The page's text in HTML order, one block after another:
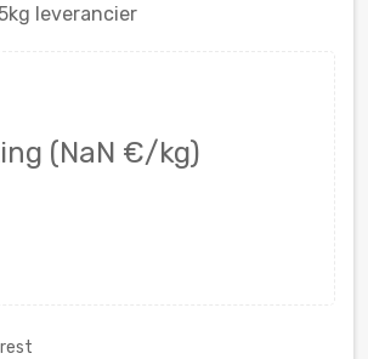
leverancier
(NaN €/kg)